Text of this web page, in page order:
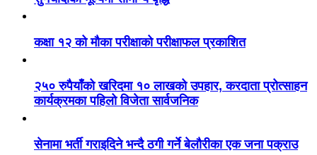
कक्षा १२ को मौका परीक्षाको परीक्षाफल प्रकाशित
२५० रुपैयाँको खरिदमा १० लाखको उपहार, करदाता प्रोत्साहन
कार्यक्रमका पहिलो विजेता सार्वजनिक
सेनामा भर्ती गराइदिने भन्दै ठगी गर्ने बेलौरीका एक जना पक्राउ